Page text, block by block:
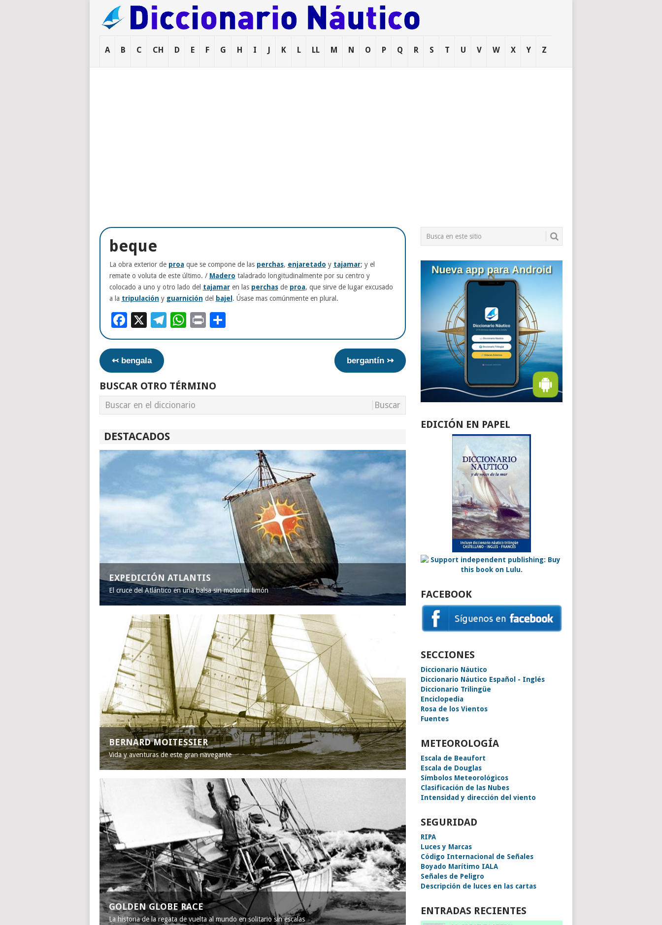
A B C CH D E F G H I J K L LL M N O P Q R S T U V W X Y Z
beque
La obra exterior de proaque se compone de las perchas, enjaretado y tajamar; y el
remate o voluta de este último. / Madero taladrado longitudinalmente por su centro y
colocado a uno y otro lado del tajamaren las perchasde proa, que sirve de lugar excusado
a la tripulación y guarnición del bajel. Úsase mas comúnmente en plural.
Facebook
X Telegram
WhatsApp
PrintCompartir
↢ bengala bergantín ↣
BUSCAR OTRO TÉRMINO
DESTACADOS
EXPEDICIÓN ATLANTIS
El cruce del Atlántico en una balsa sin motor ni timón
BERNARD MOITESSIER
Vida y aventuras de este gran navegante
GOLDEN GLOBE RACE
La historia de la regata de vuelta al mundo en solitario sin escalas
EDICIÓN EN PAPEL
FACEBOOK
SECCIONES
Diccionario Náutico
Diccionario Náutico Español - Inglés
Diccionario Trilingüe
Enciclopedia
Rosa de los Vientos
Fuentes
METEOROLOGÍA
Escala de Beaufort
Escala de Douglas
Símbolos Meteorológicos
Clasificación de las Nubes
Intensidad y dirección del viento
SEGURIDAD
RIPA
Luces y Marcas
Código Internacional de Señales
Boyado Marítimo IALA
Señales de Peligro
Descripción de luces en las cartas
ENTRADAS RECIENTES